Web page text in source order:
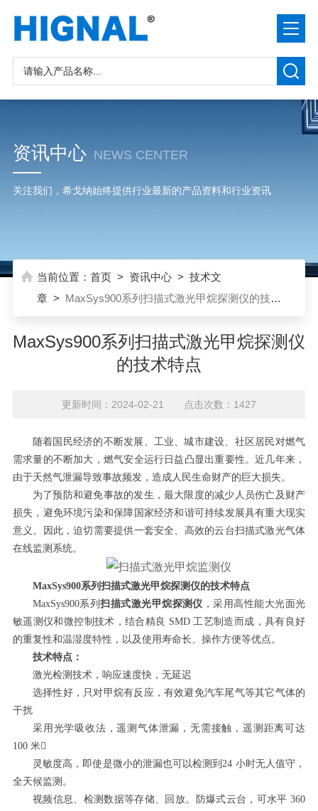
资讯中心 NEWS CENTER
关注我们，希戈纳始终提供行业最新的产品资料和行业资讯
当前位置： 首页> 资讯中心> 技术文
章> MaxSys900系列扫描式激光甲烷探测仪的技术
MaxSys900系列扫描式激光甲烷探测仪
的技术特点
更新时间：2024-02-21 点击次数：1427
随着国民经济的不断发展、工业、城市建设、社区居民对燃气
需求量的不断加大，燃气安全运行日益凸显出重要性。近几年来，
由于天然气泄漏导致事故频发，造成人民生命财产的巨大损失。
为了预防和避免事故的发生，最大限度的减少人员伤亡及财产
损失，避免环境污染和保障国家经济和谐可持续发展具有重大现实
意义。因此，迫切需要提供一套安全、高效的云台扫描式激光气体
在线监测系统。
MaxSys900系列扫描式激光甲烷探测仪的技术特点
MaxSys900系列扫描式激光甲烷探测仪 ，采用高性能大光面光
敏遥测仪和微控制技术，结合精良 SMD 工艺制造而成，具有良好
的重复性和温湿度特性，以及使用寿命长、操作方便等优点。
技术特点：
激光检测技术，响应速度快，无延迟
选择性好，只对甲烷有反应，有效避免汽车尾气等其它气体的
干扰
采用光学吸收法，遥测气体泄漏，无需接触，遥测距离可达
100 米
灵敏度高，即使是微小的泄漏也可以检测到24 小时无人值守，
全天候监测。
视频信息、检测数据等存储、回放。防爆式云台，可水平 360